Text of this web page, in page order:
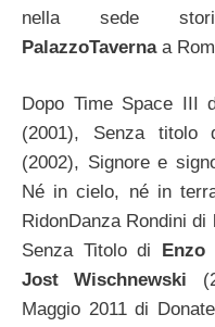
nella sede
PalazzoTavernaa
Dopo Time Space III
(2001), Senza titolo
(2002), Signore e
Né in cielo, né in
RidonDanza Rondini di
Senza Titolo di
Enzo
Jost Wischnewski
Maggio 2011 di